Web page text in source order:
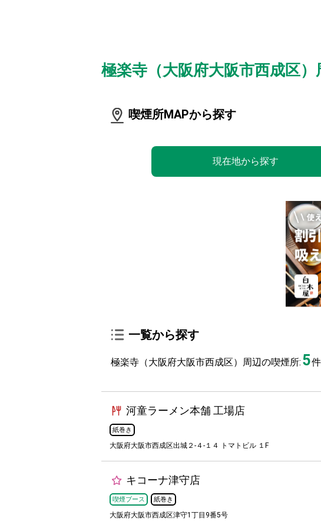
極楽寺（大阪府大阪市西成区
喫煙所MAPから探す
現在地から探す
一覧から探す
極楽寺（大阪府大阪市西成区）周辺の喫煙所: 5件
河童ラーメン本舗 工場店
紙巻き
大阪府大阪市西成区出城２-４-１４ トマトビル １F
キコーナ津守店
喫煙ブース 紙巻き
大阪府大阪市西成区津守1丁目9番5号